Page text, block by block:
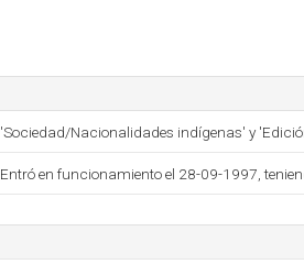
'Sociedad/Nacionalidades indígenas' y
Entró en funcionamiento el 28-09-1997,